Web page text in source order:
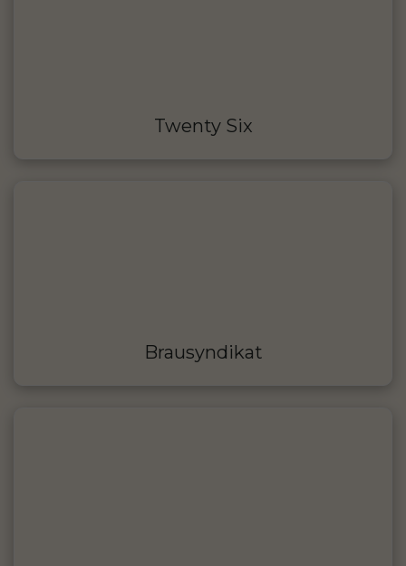
Twenty Six
Brausyndikat